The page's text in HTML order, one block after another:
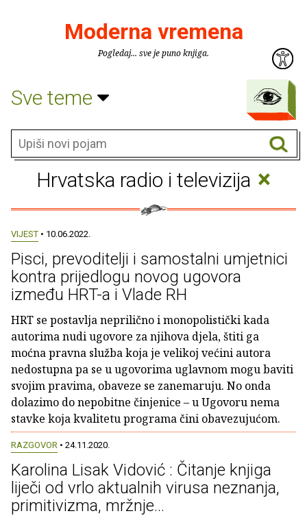
Moderna vremena
Pogledaj... sve je puno knjiga.
Sve teme
Hrvatska radio i televizija ×
VIJEST • 10.06.2022.
Pisci, prevoditelji i samostalni umjetnici
kontra prijedlogu novog ugovora
između HRT-a i Vlade RH
HRT se postavlja neprilično i monopolistički kada
autorima nudi ugovore za njihova djela, štiti ga
moćna pravna služba koja je velikoj većini autora
nedostupna pa se u ugovorima uglavnom mogu baviti
svojim pravima, obaveze se zanemaruju. No onda
dolazimo do nepobitne činjenice – u Ugovoru nema
stavke koja kvalitetu programa čini obavezujućom.
RAZGOVOR • 24.11.2020.
Karolina Lisak Vidović : Čitanje knjiga
liječi od vrlo aktualnih virusa neznanja,
primitivizma, mržnje...